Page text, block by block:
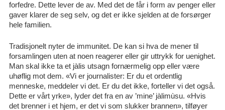
forfedre. Dette lever de av. Med det de får i form av penger eller
gaver klarer de seg selv, og det er ikke sjelden at de forsørger
hele familien.
Tradisjonelt nyter de immunitet. De kan si hva de mener til
forsamlingen uten at noen reagerer eller gir uttrykk for uenighet.
Man skal ikke ta et jàlis utsagn fornærmelig opp eller være
uhøflig mot dem. «Vi er journalister: Er du et ordentlig
menneske, meddeler vi det. Er du det ikke, forteller vi det også.
Dette er vårt yrke», lyder det fra en av ’mine’ jàlimùsu. «Hvis
det brenner i et hjem, er det vi som slukker brannen», tilføyer